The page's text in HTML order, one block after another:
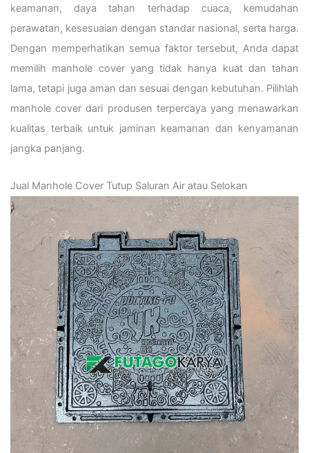
keamanan, daya tahan terhadap cuaca, kemudahan
perawatan, kesesuaian dengan standar nasional, serta harga.
Dengan memperhatikan semua faktor tersebut, Anda dapat
memilih manhole cover yang tidak hanya kuat dan tahan
lama, tetapi juga aman dan sesuai dengan kebutuhan. Pilihlah
manhole cover dari produsen terpercaya yang menawarkan
kualitas terbaik untuk jaminan keamanan dan kenyamanan
jangka panjang.
Jual Manhole Cover Tutup Saluran Air atau Selokan